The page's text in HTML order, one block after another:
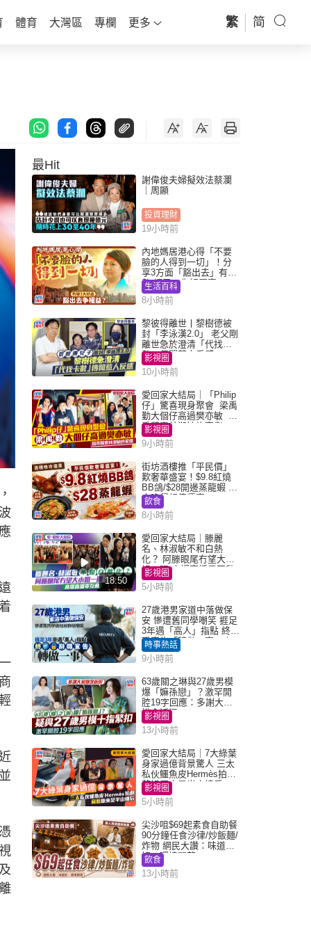
體育 大灣區 專欄 更多 繁 简
最Hit
謝偉俊夫婦擬效法蔡瀾
｜周顯
投資理財
19小時前
內地媽居港心得「不要
臉的人得到一切」！分
享3方面「豁出去」有著
數 網民：你好厲害
生活百科
8小時前
黎彼得離世丨黎樹德被
封「李泳漢2.0」 老父剛
離世急於澄清「代找卡
數」傳聞惹人反感
影視圈
10小時前
愛回家大結局｜「Philip
仔」驚喜現身聚會 梁禹
勤大個仔高過樊亦敏 超
乖黐實林淑敏許家傑
影視圈
9小時前
街坊酒樓推「平民價」
歎奢華盛宴！$9.8紅燒
BB鴿/$28開邊蒸龍蝦 3
大晚餐超值優惠
飲食
8小時前
18:50
愛回家大結局｜滕麗
名、林淑敏不和白熱
化？ 阿滕眼尾冇望大小
姐一眼 商場直播零互動
影視圈
5小時前
27歲港男家道中落做保
安 慘遭舊同學嘲笑 捱足
3年遇「高人」指點 終辭
職宣告「轉做一事」｜
Juicy叮
時事熱話
9小時前
63歲關之琳與27歲男模
爆「嫲孫戀」？激罕開
腔19字回應：多謝大家
掛念近況
影視圈
13小時前
愛回家大結局｜7大綠葉
身家過億背景驚人 三太
私伙鱷魚皮Hermès拍劇
蘇姐原來是半山樓后
影視圈
5小時前
尖沙咀$69起素食自助餐
90分鐘任食沙律/炒飯麵/
炸物 網民大讚：味道
好，環境闊落
飲食
13小時前